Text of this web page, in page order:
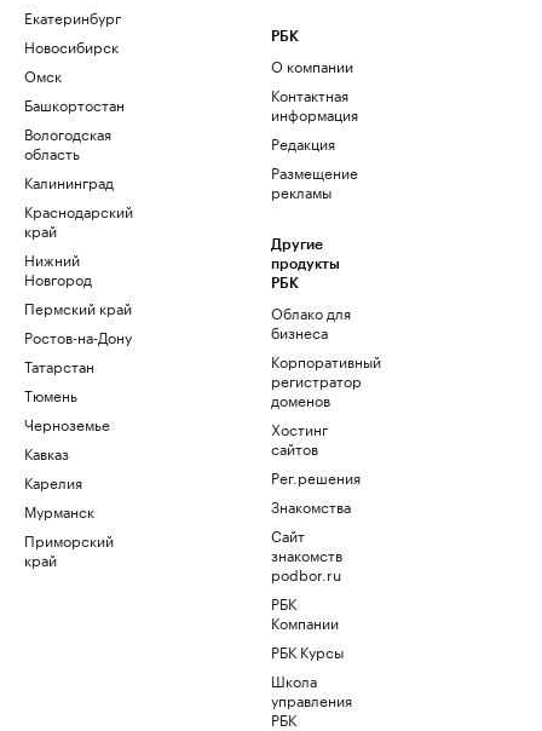
Екатеринбург
Новосибирск
Омск
Башкортостан
Вологодская
область
Калининград
Краснодарский
край
Нижний
Новгород
Пермский край
Ростов-на-Дону
Татарстан
Тюмень
Черноземье
Кавказ
Карелия
Мурманск
Приморский
край
РБК
О компании
Контактная
информация
Редакция
Размещение
рекламы
Другие
продукты
РБК
Облако для
бизнеса
Корпоративный
регистратор
доменов
Хостинг
сайтов
Рег.решения
Знакомства
Сайт
знакомств
podbor.ru
РБК
Компании
РБК Курсы
Школа
управления
РБК